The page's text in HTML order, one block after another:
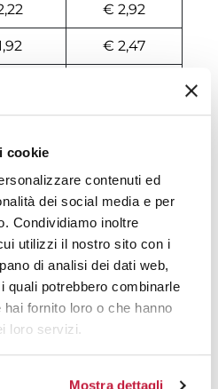
cookie
contenuti ed
dei social media e per
Condividiamo inoltre
utilizzi il nostro sito con i
di analisi dei dati web,
quali potrebbero combinarle
fornito loro o che hanno
loro servizi.
Mostra dettagli
€ 2,92
€ 2,47
€ 1,64
€ 1,45
€ 1,39
€ 1,24